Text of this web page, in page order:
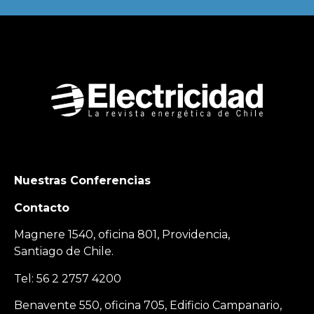
Nuestras Conferencias
Contacto
Magnere 1540, oficina 801, Providencia,
Santiago de Chile.
Tel: 56 2 2757 4200
Benavente 550, oficina 705, Edificio Campanario,